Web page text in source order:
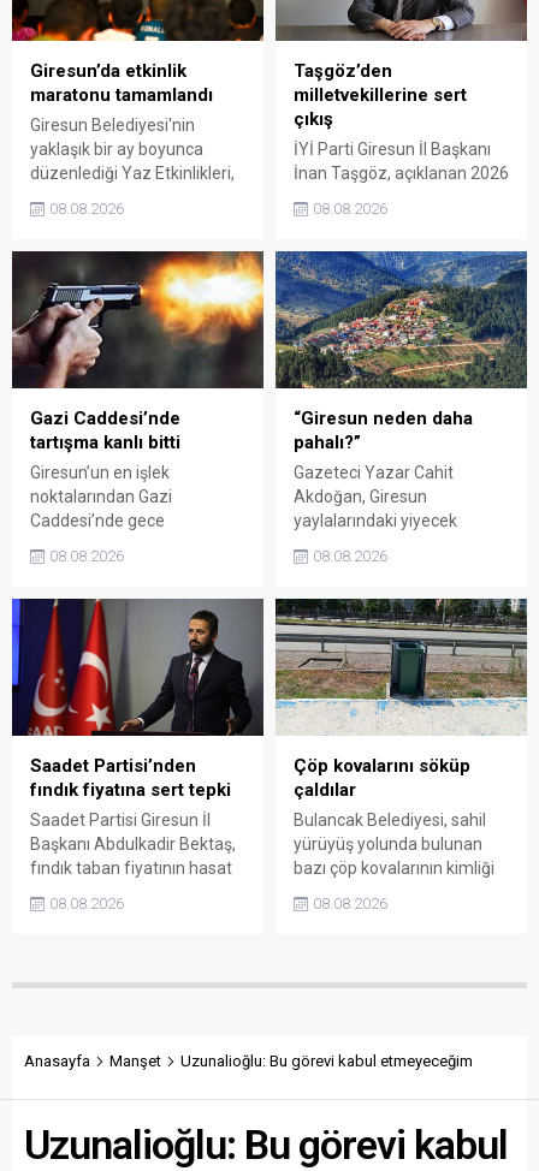
Giresun’da etkinlik
maratonu tamamlandı
Giresun Belediyesi'nin
yaklaşık bir ay boyunca
düzenlediği Yaz Etkinlikleri,
binlerce vatandaşı kültür,
sanat ve eğlenceyle
organizasyonun ardından
Kadın El Emeği Pazarı'nın
süresi de 16 Ağustos'a
kadar uzatıldı.
08.08.2026
Taşgöz’den
milletvekillerine sert
çıkış
İYİ Parti Giresun İl Başkanı
İnan Taşgöz, açıklanan 2026
yılı fındık alım fiyatı
üzerinden iktidar
eleştirdi. Taşgöz, üreticinin
emeğinin karşılığını
alamadığını savunarak,
Giresun milletvekillerini
sessiz kalmakla suçladı.
08.08.2026
Gazi Caddesi’nde
tartışma kanlı bitti
Giresun’un en işlek
noktalarından Gazi
Caddesi’nde gece
saatlerinde çıkan silahlı
kavgada A.E. ayağından
bölgede kısa süreli panik
yaşanırken polis geniş çaplı
soruşturma başlattı.
08.08.2026
“Giresun neden daha
pahalı?”
Gazeteci Yazar Cahit
Akdoğan, Giresun
yaylalarındaki yiyecek
fiyatlarının çevre illere göre
belirgin biçimde yüksek
Valiliği, Tarım ve Orman İl
Müdürlüğü ile ilgili kurumları
denetime çağırdı. Akdoğan,
yüzde 50’ye ulaşan fiyat
farklarının araştırılması
gerektiğini söyledi.
08.08.2026
Saadet Partisi’nden
fındık fiyatına sert tepki
Saadet Partisi Giresun İl
Başkanı Abdulkadir Bektaş,
fındık taban fiyatının hasat
başlamasına rağmen
açıklanmamasına tepki
belirterek üreticiyi memnun
savundu.
08.08.2026
Çöp kovalarını söküp
çaldılar
Bulancak Belediyesi, sahil
yürüyüş yolunda bulunan
bazı çöp kovalarının kimliği
belirsiz kişi ya da kişilerce
sökülerek çalındığını açıkladı.
vatandaşlardan ihbar
08.08.2026
Anasayfa Manşet Uzunalioğlu: Bu görevi kabul etmeyeceğim
Uzunalioğlu: Bu görevi kabul